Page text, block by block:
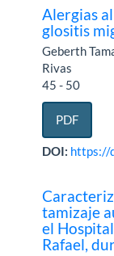
Alergias
glositis
Geberth
Rivas
45 - 50
PDF
DOI: https://
tamizaje
el
Rafael,